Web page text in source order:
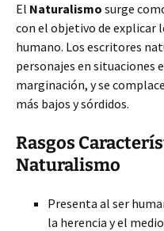
El Naturalismo surge
con el objetivo de
humano. Los escritores
personajes en situaciones
marginación, y se
más bajos y sórdidos.
Rasgos
Naturalismo
Presenta al ser
la herencia y el